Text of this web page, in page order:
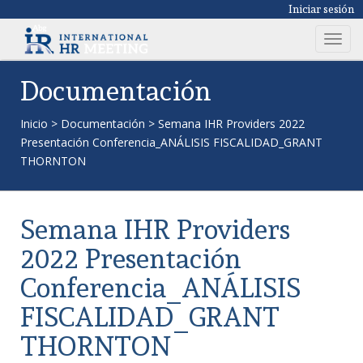
Iniciar sesión
T
o
v
Documentación
Inicio > Documentación > Semana IHR Providers 2022
Presentación Conferencia_ANÁLISIS FISCALIDAD_GRANT
THORNTON
Semana IHR Providers
2022 Presentación
Conferencia_ANÁLISIS
FISCALIDAD_GRANT
THORNTON